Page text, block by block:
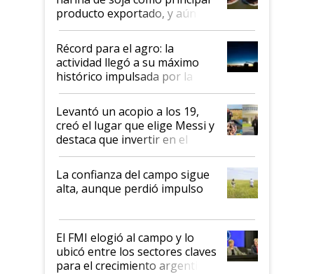
producto exportado, y aún así
el agro aportó casi seis de cada
diez dólares y sostuvo el
liderazgo en un semestre
récord
Récord para el agro: la
actividad llegó a su máximo
histórico impulsada por la
cosecha y las exportaciones
Levantó un acopio a los 19,
creó el lugar que elige Messi y
destaca que invertir en el
kirchnerismo era como "darle
plata a un hijo para droga":
Juan Félix Rossetti, el libertario
que de una dura crisis salió
de Milei
La confianza del campo sigue
alta, aunque perdió impulso
El FMI elogió al campo y lo
ubicó entre los sectores claves
para el crecimiento argentino